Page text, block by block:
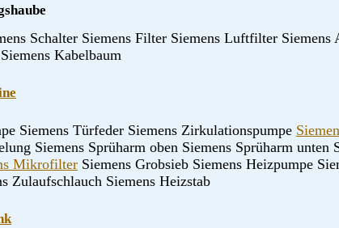
Schalter Siemens Filter Siemens Luftfilter
Kabelbaum
Siemens Türfeder Siemens Zirkulationspumpe
Siemens Sprüharm oben Siemens Sprüharm
Mikrofilter Siemens Grobsieb Siemens Heizpumpe
Zulaufschlauch Siemens Heizstab